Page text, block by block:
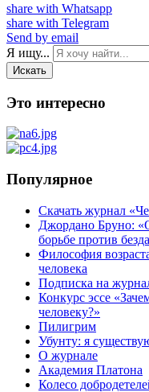
share with Whatsapp
share with Telegram
Send by email
Я ищу...
Искать
Это интересно
Популярное
Скачать журнал
Джордано Бруно:
борьбе против
Философия
человека
Подписка на
Конкурс эссе
человеку?»
Пилигрим
Убунту: я
О журнале
Академия Платона
Колесо